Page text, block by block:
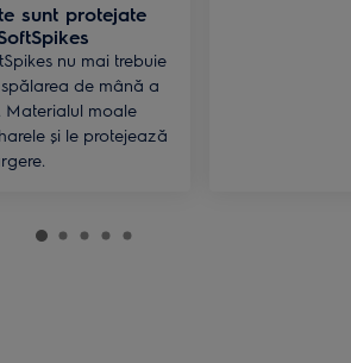
sunt protejate
nu mai trebuie
de mână a
Materialul moale
și le protejează